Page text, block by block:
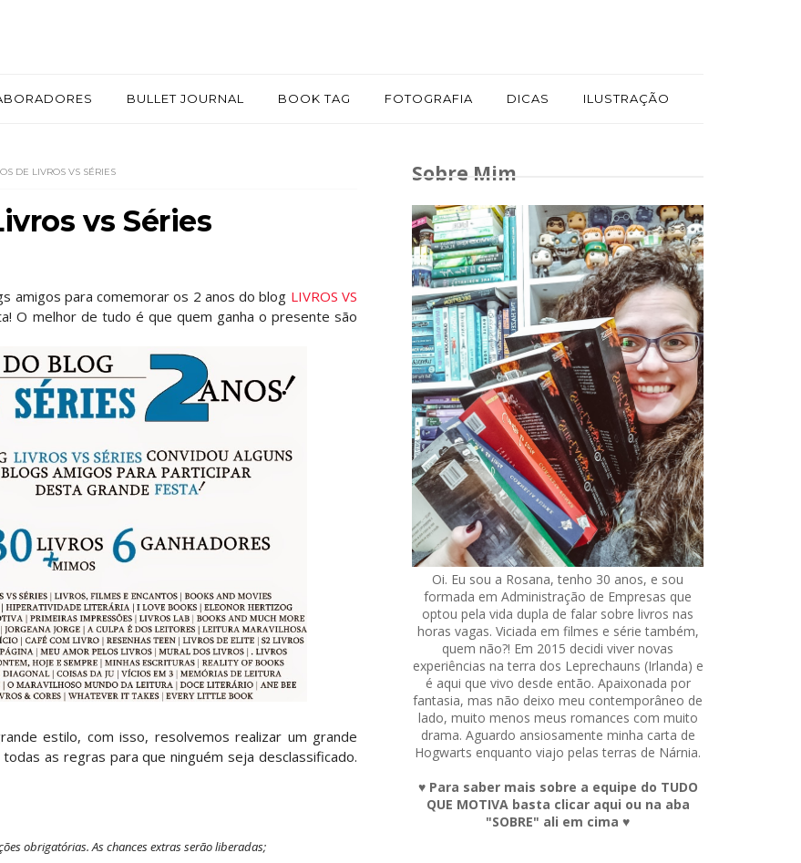
BULLET JOURNAL BOOK TAG FOTOGRAFIA DICAS ILUSTRAÇÃO
DE LIVROS VS SÉRIES
vs Séries
amigos para comemorar os 2 anos do blog LIVROS VS
O melhor de tudo é que quem ganha o presente são
estilo, com isso, resolvemos realizar um grande
as regras para que ninguém seja desclassificado.
obrigatórias. As chances extras serão liberadas;
Sobre Mim
Oi. Eu sou a Rosana, tenho 30 anos, e sou
formada em Administração de Empresas que
optou pela vida dupla de falar sobre livros nas
horas vagas. Viciada em filmes e série também,
quem não?! Em 2015 decidi viver novas
experiências na terra dos Leprechauns (Irlanda) e
é aqui que vivo desde então. Apaixonada por
fantasia, mas não deixo meu contemporâneo de
lado, muito menos meus romances com muito
drama. Aguardo ansiosamente minha carta de
Hogwarts enquanto viajo pelas terras de Nárnia.
♥ Para saber mais sobre a equipe do TUDO
QUE MOTIVA basta clicar aqui ou na aba
"SOBRE" ali em cima ♥